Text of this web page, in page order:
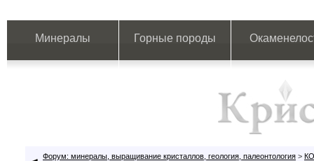
Минералы Горные породы
Форум: минералы, выращивание кристаллов, геология, палеонтология >